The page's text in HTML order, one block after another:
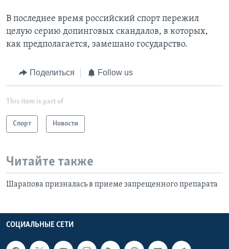
В последнее время российский спорт пережил
целую серию допинговых скандалов, в которых,
как предполагается, замешано государство.
Поделиться Follow us
This item is part of
Спорт Новости
Читайте также
Шарапова призналась в приеме запрещенного препарата
СОЦИАЛЬНЫЕ СЕТИ